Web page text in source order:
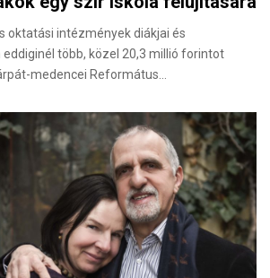
oktatási intézmények diákjai és
több, közel 20,3 millió forintot
medencei Református…